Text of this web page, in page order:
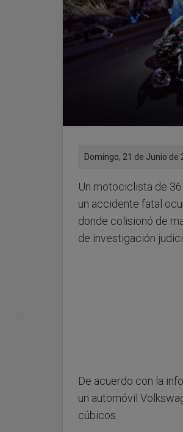
Domingo, 21 de Junio de
Un motociclista de
un accidente fatal
donde colisionó de
de investigación
De acuerdo con la
un automóvil
cúbicos.